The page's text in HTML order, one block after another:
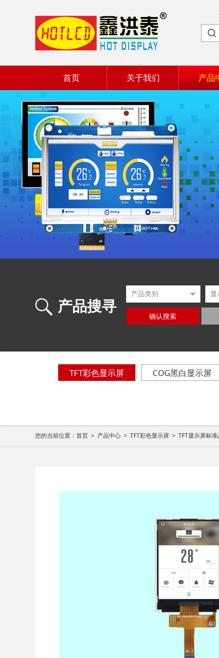
首页 关于我们 产品
产品搜寻
确认搜索
TFT彩色显示屏 COG黑白显示屏
您的当前位置： 首页 > 产品中心 > TFT彩色显示屏 > TFT显示屏标